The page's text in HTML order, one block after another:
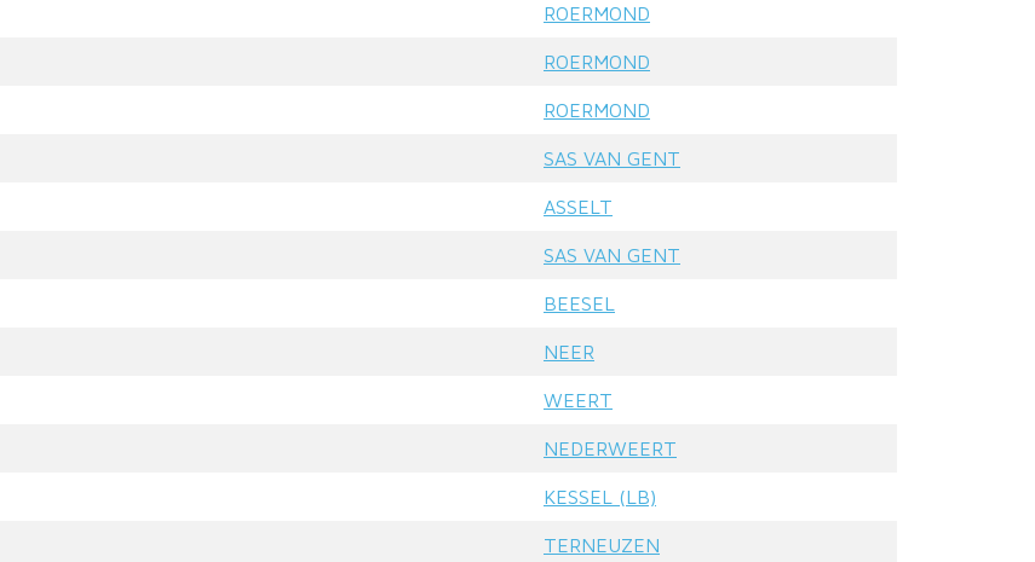
ROERMOND
ROERMOND
ROERMOND
SAS VAN GENT
ASSELT
SAS VAN GENT
BEESEL
NEER
WEERT
NEDERWEERT
KESSEL (LB)
TERNEUZEN